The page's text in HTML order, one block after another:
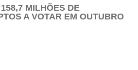
MILHÕES DE
A VOTAR EM OUTUBRO